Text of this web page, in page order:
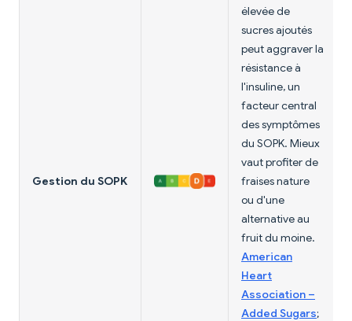
Gestion du SOPK
élevée de
sucres ajoutés
peut aggraver la
résistance à
l'insuline, un
facteur central
des symptômes
du SOPK. Mieux
vaut profiter de
fraises nature
ou d'une
alternative au
fruit du moine.
American
Heart
Association –
Added Sugars;